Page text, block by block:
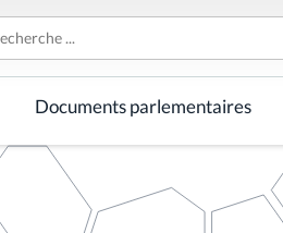
Documents parlementaires